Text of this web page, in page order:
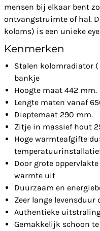
mensen bij elkaar bent
ontvangstruimte of hal.
koloms) is een unieke
Kenmerken
Stalen kolomradiator
bankje
Hoogte maat 442 mm.
Lengte maten vanaf
Dieptemaat 290 mm.
Zitje in massief hout
Hoge warmteafgifte
Door grote
warmte uit
Duurzaam en
Zeer lange
Authentieke
Gemakkelijk schoon